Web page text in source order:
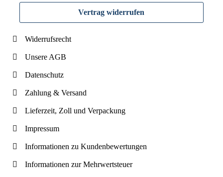
Vertrag widerrufen
Widerrufsrecht
Unsere AGB
Datenschutz
Zahlung & Versand
Lieferzeit, Zoll und Verpackung
Impressum
Informationen zu Kundenbewertungen
Informationen zur Mehrwertsteuer